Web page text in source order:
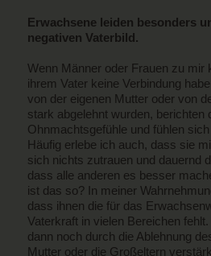
Erwachsene leiden besonders
negativen Vaterbild.
Wenn Männer oder Frauen zu mir
ihrem Vater keine Verbindung
von der eigenen Mutter oder von
stark abgelehnt wurden, berichten
Ohnmachtsgefühle und fühlen
Häufig erlebe ich auch, dass sie
sich nichts zutrauen und dauernd
dass alle anderen es besser
ist das so? In meiner
dass ihnen die für das
Vaterkraft in vielen Bereichen
dann noch durch die Ablehnung
Mutter oder die Großeltern